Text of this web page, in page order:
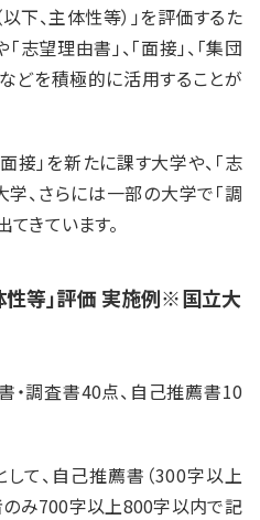
下、主体性等）」を評価するた
志望理由書」、「面接」、「集団
などを積極的に活用することが
接」を新たに課す大学や、「志
、さらには一部の大学で「調
きています。
等」評価 実施例※国立大
・調査書40点、自己推薦書10
て、自己推薦書（300字以上
み700字以上800字以内で記